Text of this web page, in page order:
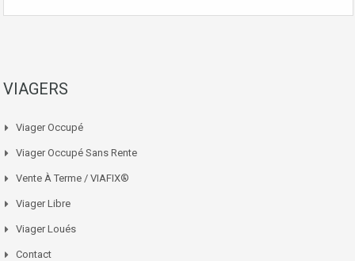
VIAGERS
Viager Occupé
Viager Occupé Sans Rente
Vente À Terme / VIAFIX®
Viager Libre
Viager Loués
Contact